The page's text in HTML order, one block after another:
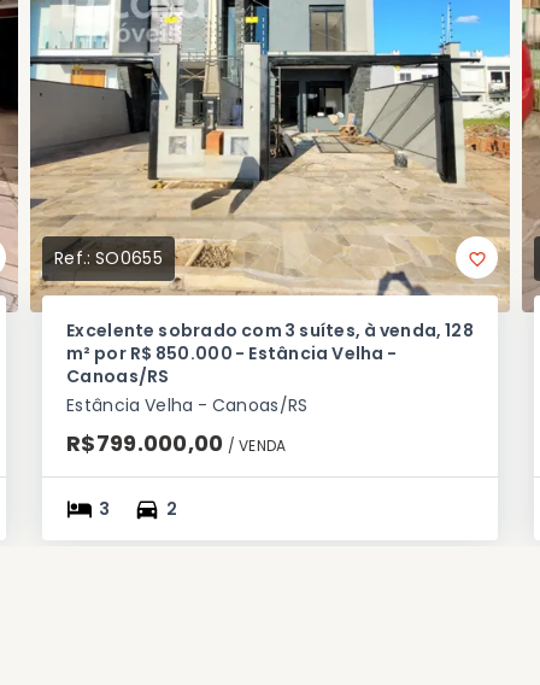
Ref.:SO0655
Excelente sobrado com 3 suítes, à venda, 128
m² por R$ 850.000 - Estância Velha -
Canoas/RS
Estância Velha - Canoas/RS
R$799.000,00 / VENDA
3 2